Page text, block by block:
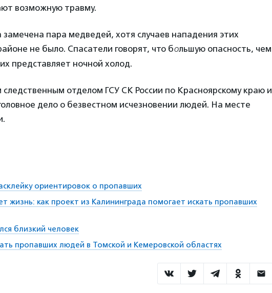
возможную травму.
пара медведей, хотя случаев нападения этих
не было. Спасатели говорят, что большую опасность, чем
представляет ночной холод.
отделом ГСУ СК России по Красноярскому краю и
дело о безвестном исчезновении людей. На месте
ориентировок о пропавших
жизнь: как проект из Калининграда помогает искать пропавших
близкий человек
пропавших людей в Томской и Кемеровской областях